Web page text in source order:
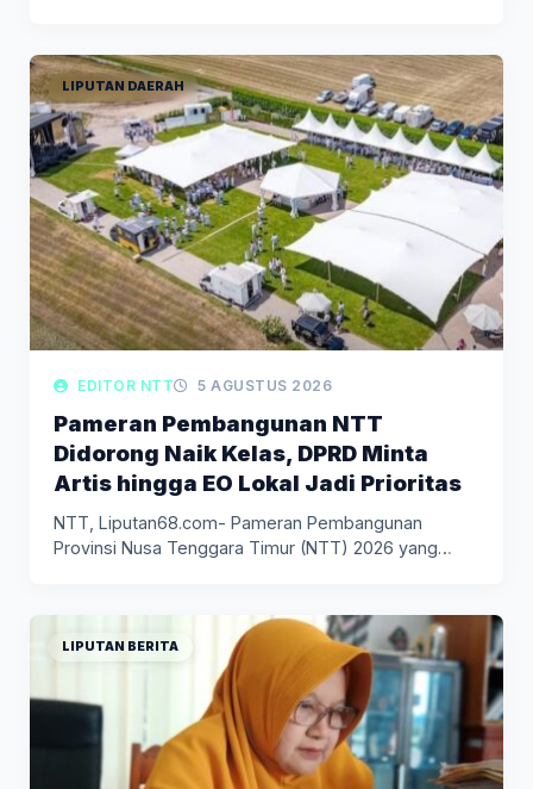
LIPUTAN DAERAH
EDITOR NTT 5 AGUSTUS 2026
Pameran Pembangunan NTT
Didorong Naik Kelas, DPRD Minta
Artis hingga EO Lokal Jadi Prioritas
NTT, Liputan68.com- Pameran Pembangunan
Provinsi Nusa Tenggara Timur (NTT) 2026 yang
LIPUTAN BERITA